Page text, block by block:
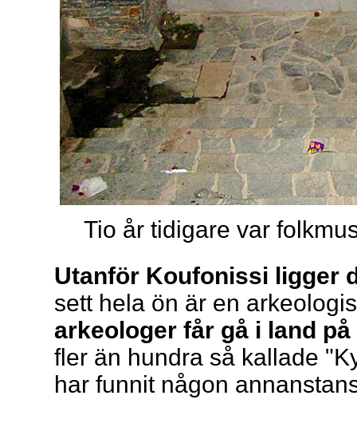
Tio år tidigare var
Utanför Koufonissi ligger
sett hela ön är en
arkeologer får gå i land på
fler än hundra så kallade
har funnit någon